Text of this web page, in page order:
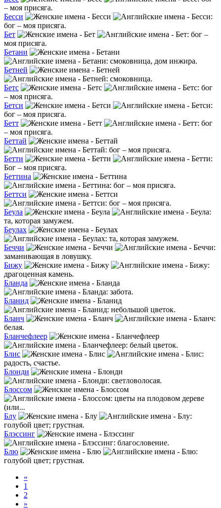
– моя присяга.
Бесси
:
бог – моя присяга.
Бет
: бог –
моя присяга.
Бетани
: смоковница, дом инжира.
Бетней
: смоковница.
Бетс
: бог
– моя присяга.
Бетси
:
бог – моя присяга.
Бетт
: бог
– моя присяга.
Беттай
: бог – моя присяга.
Бетти
:
Бог – моя присяга.
Беттина
: бог – моя присяга.
Беттси
: бог – моя присяга.
Беула
:
та, которая замужем.
Беулах
: та, которая замужем.
Беччи
:
заманивающая в ловушку.
Бижу
:
драгоценная камень.
Бланда
: забота.
Бланид
: небольшой цветок.
Бланч
:
белая.
Бланчефлеер
: белый цветок.
Блис
:
радость, счастье.
Блонди
: светловолосая.
Блоссом
: цветы на плодовом дереве
(или...
Блу
:
голубой цвет; грустная.
Блэссинг
: благословение.
Блю
:
голубой цвет; грустная.
«
1
2
»